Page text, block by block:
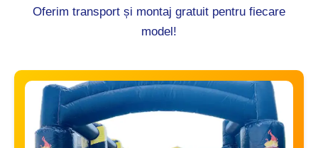
Oferim transport și montaj gratuit pentru fiecare
model!